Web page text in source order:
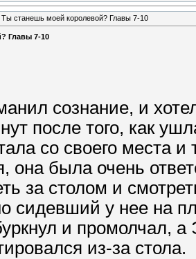
Ты станешь моей королевой? Главы 7-10
Главы 7-10
сознание, и
после того, как
со своего места
она была очень
за столом и
сидевший у нее на
и промолчал, а
из-за стола.